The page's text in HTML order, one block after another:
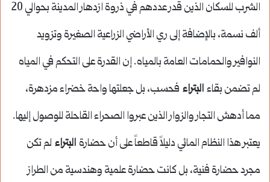
الشرب للسكان الذين قُدر عددهم في ذروة ازدهار المدينة بحوالي 20
ألف نسمة، بالإضافة إلى ري الأراضي الزراعية الصغيرة وتزويد
النوافير والحمامات العامة بالمياه. إن القدرة على التحكم في المياه
لم تضمن بقاء البتراء فحسب، بل جعلتها واحة خضراء مزدهرة،
مما أدهش التجار والزوار الذين عبروا الصحراء القاحلة للوصول إليها.
يعتبر هذا النظام المائي دليلاً قاطعاً على أن حضارة البتراء لم تكن
مجرد حضارة فنية، بل كانت حضارة علمية وهندسية من الطراز